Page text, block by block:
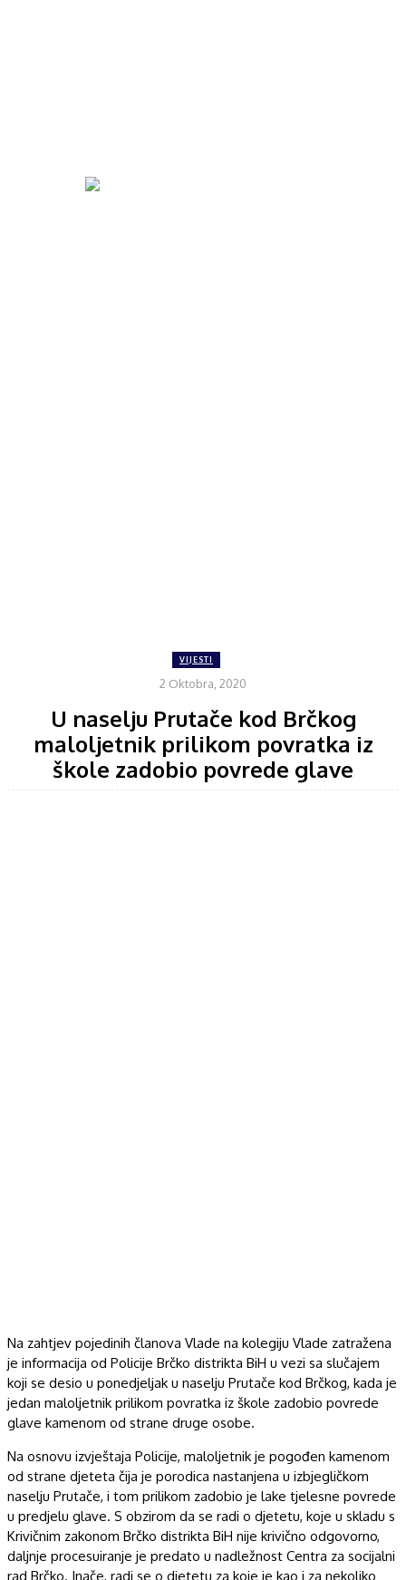
VIJESTI
2 Oktobra, 2020
U naselju Prutače kod Brčkog
maloljetnik prilikom povratka iz
škole zadobio povrede glave
Na zahtjev pojedinih članova Vlade na kolegiju Vlade zatražena
je informacija od Policije Brčko distrikta BiH u vezi sa slučajem
koji se desio u ponedjeljak u naselju Prutače kod Brčkog, kada je
jedan maloljetnik prilikom povratka iz škole zadobio povrede
glave kamenom od strane druge osobe.
Na osnovu izvještaja Policije, maloljetnik je pogođen kamenom
od strane djeteta čija je porodica nastanjena u izbjegličkom
naselju Prutače, i tom prilikom zadobio je lake tjelesne povrede
u predjelu glave. S obzirom da se radi o djetetu, koje u skladu s
Krivičnim zakonom Brčko distrikta BiH nije krivično odgovorno,
daljnje procesuiranje je predato u nadležnost Centra za socijalni
rad Brčko. Inače, radi se o djetetu za koje je kao i za nekoliko